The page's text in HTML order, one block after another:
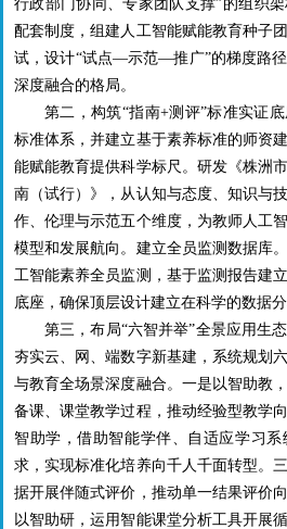
行政部门协同、专家团队支撑”的组织
配套制度，组建人工智能赋能教育种子
试，设计“试点—示范—推广”的梯度路
深度融合的格局。
第二，构筑“指南+测评”标准实证
标准体系，并建立基于素养标准的师资
能赋能教育提供科学标尺。研发《株洲
南（试行）》，从认知与态度、知识与
作、伦理与示范五个维度，为教师人工
模型和发展航向。建立全员监测数据库
工智能素养全员监测，基于监测报告建
底座，确保顶层设计建立在科学的数据分
第三，布局“六智并举”全景应用生
夯实云、网、端数字新基建，系统规划
与教育全场景深度融合。一是以智助教
备课、课堂教学过程，推动经验型教学
智助学，借助智能学伴、自适应学习
求，实现标准化培养向千人千面转型。
据开展伴随式评价，推动单一结果评价
以智助研，运用智能课堂分析工具开展